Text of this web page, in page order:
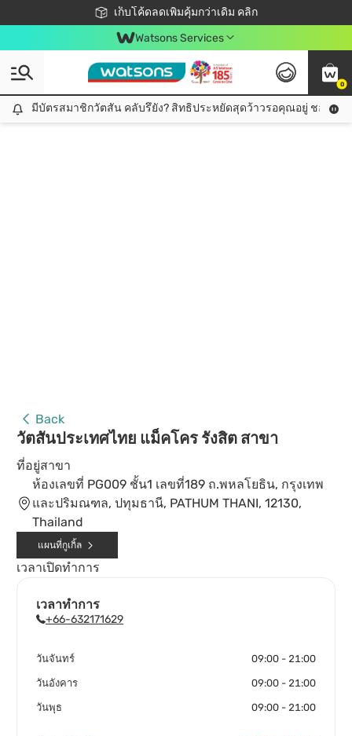
เก็บโค้ดลดเพิ่มคุ้มกว่าเดิม คลิก
ชอปออนไลน์ครั้งแรก ลดเพิ่มจุก ๆ 10%! 🎉
📦ส่งฟรี! เมื่อชอป 499฿
สมาชิกวัตสัน คลับดียังไง?
Watsons Services
0
มีบัตรสมาชิกวัตสัน คลับรึยัง? สิทธิประหยัดสุดว้าวรอคุณอยู่ ชอปคุ้มกว่าเดิม คลิก!
มีบัตรสมาชิกวัตสัน คลับรึยัง? สิทธิประหยัดสุดว้าวรอคุณอยู่ ชอปคุ้มก
Back
วัตสันประเทศไทย แม็คโคร รังสิต สาขา
ที่อยู่สาขา
ห้องเลขที่ PG009 ชั้น1 เลขที่189 ถ.พหลโยธิน, กรุงเทพ
และปริมณฑล, ปทุมธานี, PATHUM THANI, 12130,
Thailand
แผนที่กูเกิ้ล
เวลาเปิดทำการ
เวลาทำการ
+66-632171629
วันจันทร์ 09:00 - 21:00
วันอังคาร 09:00 - 21:00
วันพุธ 09:00 - 21:00